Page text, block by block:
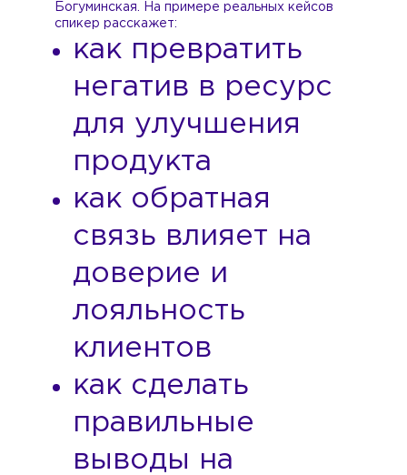
Богуминская. На примере реальных кейсов
спикер расскажет:
как превратить
негатив в ресурс
для улучшения
продукта
как обратная
связь влияет на
доверие и
лояльность
клиентов
как сделать
правильные
выводы на